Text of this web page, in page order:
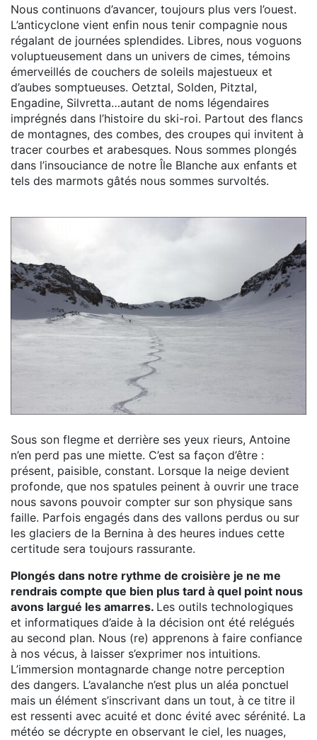
Nous continuons d’avancer, toujours plus vers l’ouest.
L’anticyclone vient enfin nous tenir compagnie nous
régalant de journées splendides. Libres, nous voguons
voluptueusement dans un univers de cimes, témoins
émerveillés de couchers de soleils majestueux et
d’aubes somptueuses. Oetztal, Solden, Pitztal,
Engadine, Silvretta…autant de noms légendaires
imprégnés dans l’histoire du ski-roi. Partout des flancs
de montagnes, des combes, des croupes qui invitent à
tracer courbes et arabesques. Nous sommes plongés
dans l’insouciance de notre Île Blanche aux enfants et
tels des marmots gâtés nous sommes survoltés.
Sous son flegme et derrière ses yeux rieurs, Antoine
n’en perd pas une miette. C’est sa façon d’être :
présent, paisible, constant. Lorsque la neige devient
profonde, que nos spatules peinent à ouvrir une trace
nous savons pouvoir compter sur son physique sans
faille. Parfois engagés dans des vallons perdus ou sur
les glaciers de la Bernina à des heures indues cette
certitude sera toujours rassurante.
Plongés dans notre rythme de croisière je ne me
rendrais compte que bien plus tard à quel point nous
avons largué les amarres. Les outils technologiques
et informatiques d’aide à la décision ont été relégués
au second plan. Nous (re) apprenons à faire confiance
à nos vécus, à laisser s’exprimer nos intuitions.
L’immersion montagnarde change notre perception
des dangers. L’avalanche n’est plus un aléa ponctuel
mais un élément s’inscrivant dans un tout, à ce titre il
est ressenti avec acuité et donc évité avec sérénité. La
météo se décrypte en observant le ciel, les nuages,